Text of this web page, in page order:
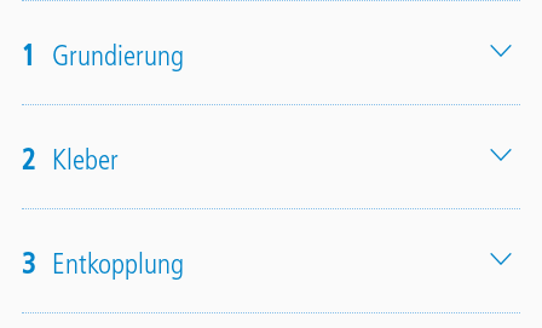
1 Grundierung
2 Kleber
3 Entkopplung